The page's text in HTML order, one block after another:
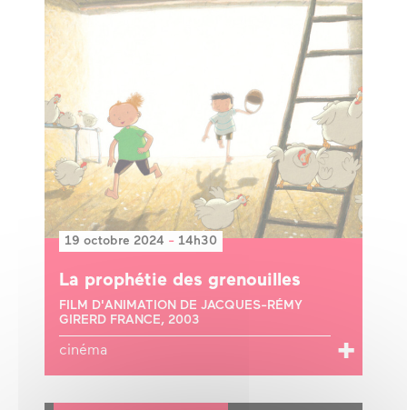
19 octobre 2024 - 14h30
La prophétie des grenouilles
FILM D'ANIMATION DE JACQUES-RÉMY
GIRERD FRANCE, 2003
cinéma